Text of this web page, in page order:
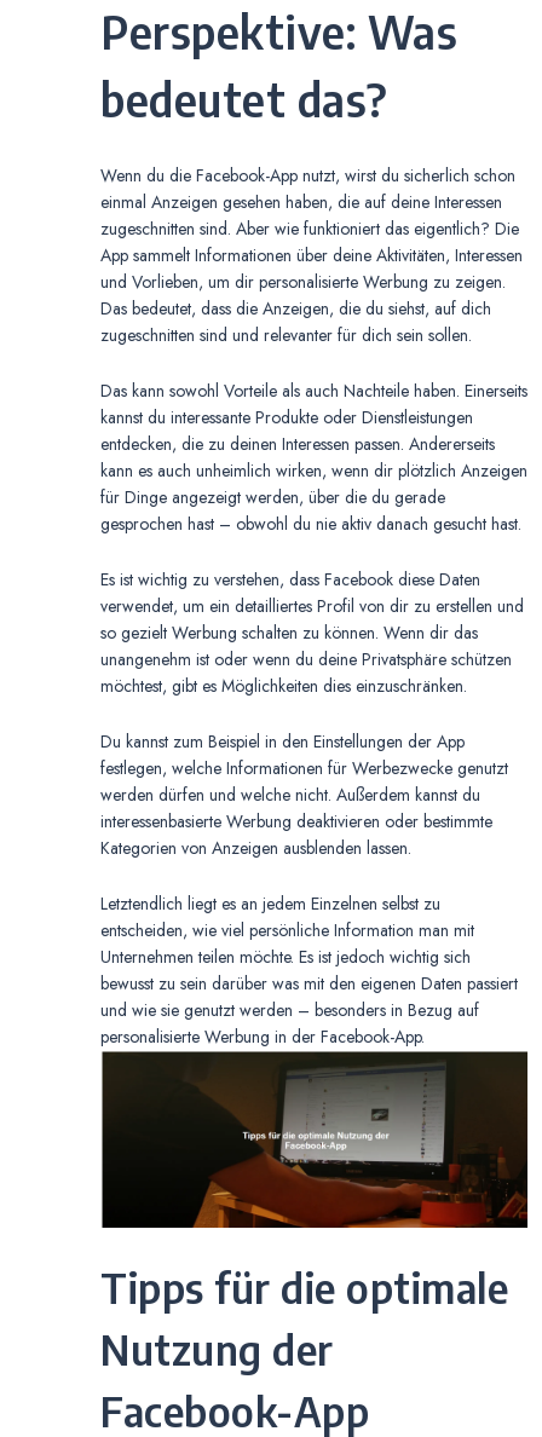
Perspektive: Was
bedeutet das?
Wenn du die Facebook-App nutzt, wirst du sicherlich schon
einmal Anzeigen gesehen haben, die auf deine Interessen
zugeschnitten sind. Aber wie funktioniert das eigentlich? Die
App sammelt Informationen über deine Aktivitäten, Interessen
und Vorlieben, um dir personalisierte Werbung zu zeigen.
Das bedeutet, dass die Anzeigen, die du siehst, auf dich
zugeschnitten sind und relevanter für dich sein sollen.
Das kann sowohl Vorteile als auch Nachteile haben. Einerseits
kannst du interessante Produkte oder Dienstleistungen
entdecken, die zu deinen Interessen passen. Andererseits
kann es auch unheimlich wirken, wenn dir plötzlich Anzeigen
für Dinge angezeigt werden, über die du gerade
gesprochen hast – obwohl du nie aktiv danach gesucht hast.
Es ist wichtig zu verstehen, dass Facebook diese Daten
verwendet, um ein detailliertes Profil von dir zu erstellen und
so gezielt Werbung schalten zu können. Wenn dir das
unangenehm ist oder wenn du deine Privatsphäre schützen
möchtest, gibt es Möglichkeiten dies einzuschränken.
Du kannst zum Beispiel in den Einstellungen der App
festlegen, welche Informationen für Werbezwecke genutzt
werden dürfen und welche nicht. Außerdem kannst du
interessenbasierte Werbung deaktivieren oder bestimmte
Kategorien von Anzeigen ausblenden lassen.
Letztendlich liegt es an jedem Einzelnen selbst zu
entscheiden, wie viel persönliche Information man mit
Unternehmen teilen möchte. Es ist jedoch wichtig sich
bewusst zu sein darüber was mit den eigenen Daten passiert
und wie sie genutzt werden – besonders in Bezug auf
personalisierte Werbung in der Facebook-App.
Tipps für die optimale
Nutzung der
Facebook-App